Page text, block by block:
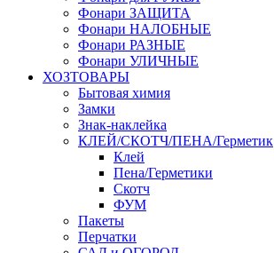
Фонари ЗАЩИТА
Фонари НАЛОБНЫЕ
Фонари РАЗНЫЕ
Фонари УЛИЧНЫЕ
ХОЗТОВАРЫ
Бытовая химия
Замки
Знак-наклейка
КЛЕЙ/СКОТЧ/ПЕНА/Герметик
Клей
Пена/Герметики
Скотч
ФУМ
Пакеты
Перчатки